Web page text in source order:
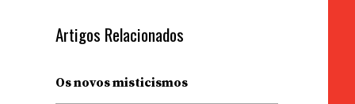
Artigos Relacionados
Os novos misticismos